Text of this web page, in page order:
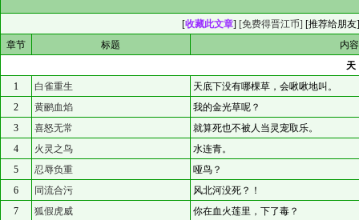
[收藏此文章] [免费得晋江币] [推荐给朋友
章节
标题
内
1
白雀重生
天底下没有哪棵草，会啾啾地叫。
2
黄鹂血焰
我的金光草呢？
3
喜怒无常
就算死也不被人当灵宠取乐。
4
火灵之鸟
水连青。
5
忍辱负重
哑鸟？
6
同流合污
风北河没死？！
7
狐假虎威
你在血火莲里，下了毒？